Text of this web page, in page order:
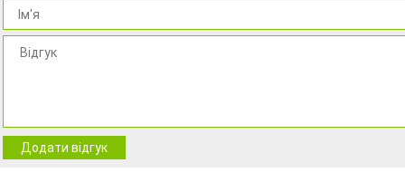
Додати відгук